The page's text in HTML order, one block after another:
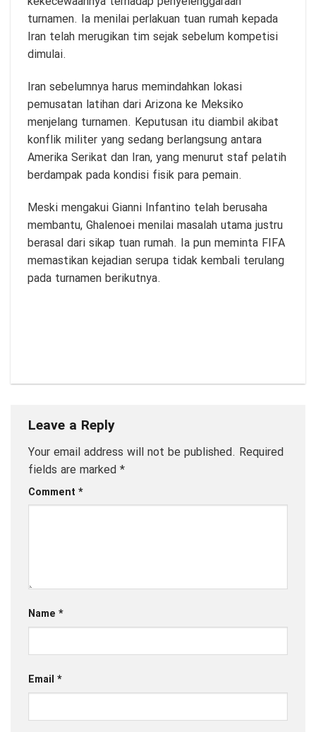
turnamen. Ia menilai perlakuan tuan rumah kepada
Iran telah merugikan tim sejak sebelum kompetisi
dimulai.
Iran sebelumnya harus memindahkan lokasi
pemusatan latihan dari Arizona ke Meksiko
menjelang turnamen. Keputusan itu diambil akibat
konflik militer yang sedang berlangsung antara
Amerika Serikat dan Iran, yang menurut staf pelatih
berdampak pada kondisi fisik para pemain.
Meski mengakui Gianni Infantino telah berusaha
membantu, Ghalenoei menilai masalah utama justru
berasal dari sikap tuan rumah. Ia pun meminta FIFA
memastikan kejadian serupa tidak kembali terulang
pada turnamen berikutnya.
Leave a Reply
Your email address will not be published. Required
fields are marked *
Comment *
Name *
Email *